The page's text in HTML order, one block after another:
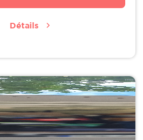
Détails